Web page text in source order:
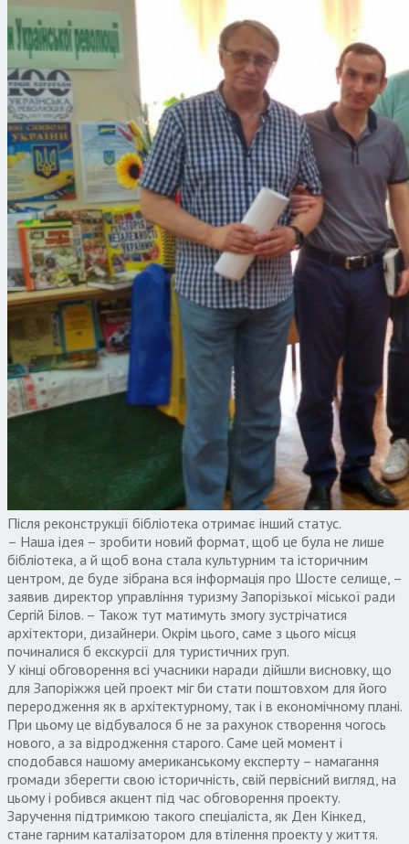
Після реконструкції бібліотека отримає інший статус.
– Наша ідея – зробити новий формат, щоб це була не лише
бібліотека, а й щоб вона стала культурним та історичним
центром, де буде зібрана вся інформація про Шосте селище, –
заявив директор управління туризму Запорізької міської ради
Сергій Білов. – Також тут матимуть змогу зустрічатися
архітектори, дизайнери. Окрім цього, саме з цього місця
починалися б екскурсії для туристичних груп.
У кінці обговорення всі учасники наради дійшли висновку, що
для Запоріжжя цей проект міг би стати поштовхом для його
переродження як в архітектурному, так і в економічному плані.
При цьому це відбувалося б не за рахунок створення чогось
нового, а за відродження старого. Саме цей момент і
сподобався нашому американському експерту – намагання
громади зберегти свою історичність, свій первісний вигляд, на
цьому і робився акцент під час обговорення проекту.
Заручення підтримкою такого спеціаліста, як Ден Кінкед,
стане гарним каталізатором для втілення проекту у життя.